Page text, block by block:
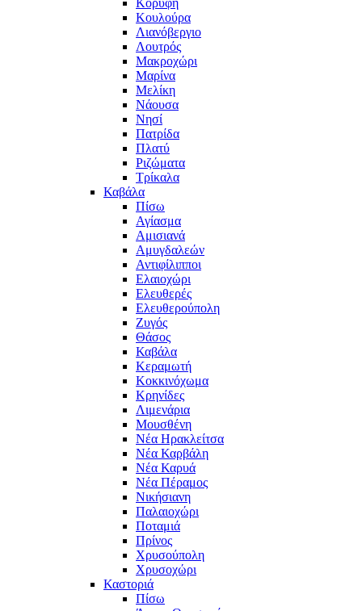
Κουλούρα
Λιανόβεργιο
Λουτρός
Μακροχώρι
Μαρίνα
Μελίκη
Νάουσα
Νησί
Πατρίδα
Πλατύ
Ριζώματα
Τρίκαλα
Καβάλα
Πίσω
Αγίασμα
Αμισιανά
Αμυγδαλεών
Αντιφίλιπποι
Ελαιοχώρι
Ελευθερές
Ελευθερούπολη
Ζυγός
Θάσος
Καβάλα
Κεραμωτή
Κοκκινόχωμα
Κρηνίδες
Λιμενάρια
Μουσθένη
Νέα Ηρακλείτσα
Νέα Καρβάλη
Νέα Καρυά
Νέα Πέραμος
Νικήσιανη
Παλαιοχώρι
Ποταμιά
Πρίνος
Χρυσούπολη
Χρυσοχώρι
Καστοριά
Πίσω